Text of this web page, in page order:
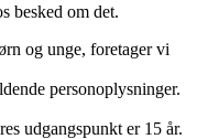
besked om det.
og unge, foretager vi
personoplysninger.
udgangspunkt er 15 år.